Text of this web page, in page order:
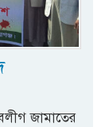
জামাতের